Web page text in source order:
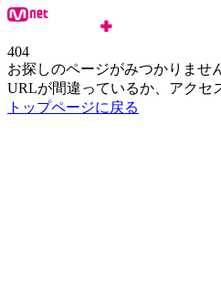
404
お探しのページがみつかりませ
URLが間違っているか、アクセ
トップページに戻る